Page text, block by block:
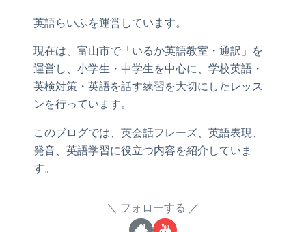
英語らいふを運営しています。
現在は、富山市で「いるか英語教室・通訳」を
運営し、小学生・中学生を中心に、学校英語・
英検対策・英語を話す練習を大切にしたレッス
ンを行っています。
このブログでは、英会話フレーズ、英語表現、
発音、英語学習に役立つ内容を紹介していま
す。
フォローする